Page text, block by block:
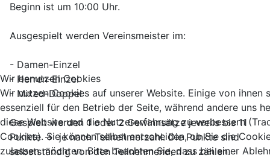
Beginn ist um 10:00 Uhr.
Ausgespielt werden Vereinsmeister im:
- Damen-Einzel
- Herren-Einzel
- Mixed-Doppel
Gespielt werden 1 oder 2 Gewinnsätze jeweils bis 11
Punkte -> je nach Teilnehmerzahl. Die Punkte sind
selbstständig von den Teilnehmenden zu zählen.
Wir benutzen Cookies
Wir nutzen Cookies auf unserer Website. Einige von ihnen
essenziell für den Betrieb der Seite, während andere uns
diese Website und die Nutzererfahrung zu verbessern
Cookies). Sie können selbst entscheiden, ob Sie die
zulassen möchten. Bitte beachten Sie, dass bei einer